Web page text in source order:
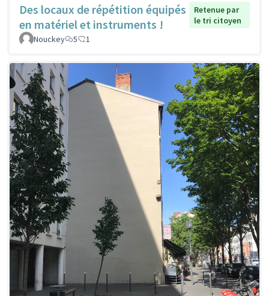
Des locaux de répétition équipés
en matériel et instruments !
Retenue par
le tri citoyen
Nouckey
5 1